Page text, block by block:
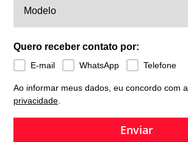
Quero receber contato por:
E-mail WhatsApp Telefone
Ao informar meus dados, eu concordo com a
privacidade
Enviar